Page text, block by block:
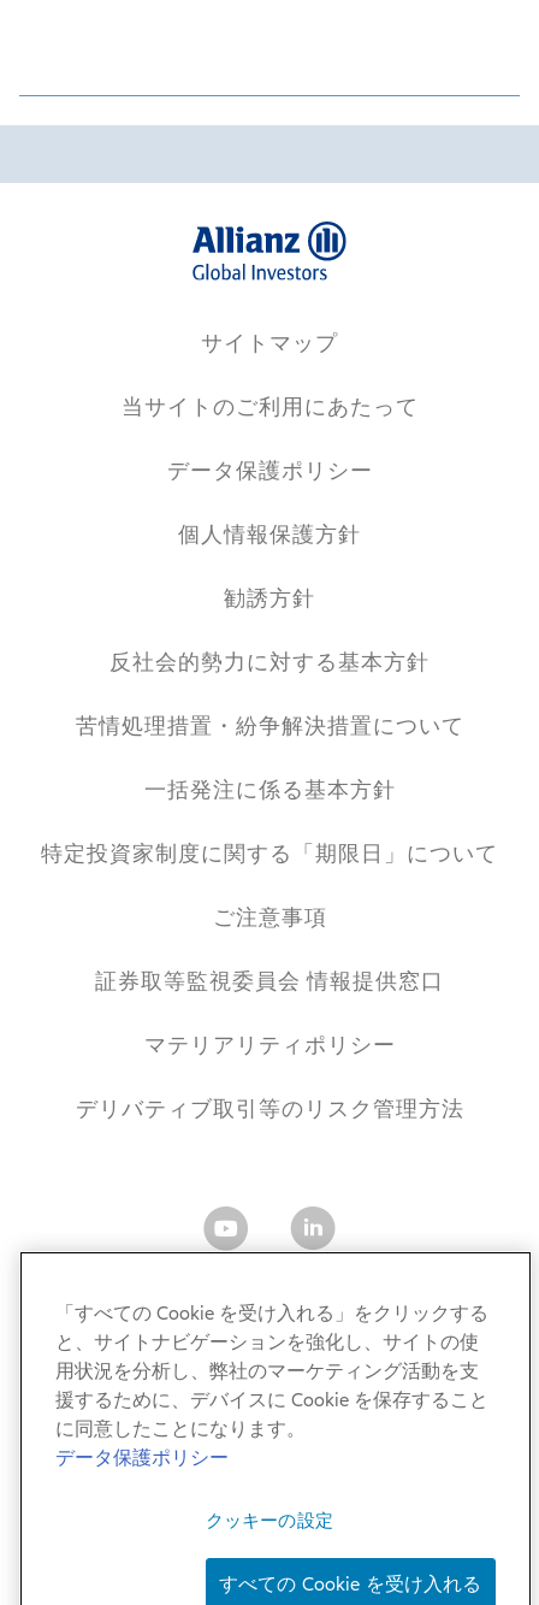
サイトマップ
当サイトのご利用にあたって
データ保護ポリシー
個人情報保護方針
勧誘方針
反社会的勢力に対する基本方針
苦情処理措置・紛争解決措置について
一括発注に係る基本方針
特定投資家制度に関する「期限日」について
ご注意事項
証券取等監視委員会 情報提供窓口
マテリアリティポリシー
デリバティブ取引等のリスク管理方法
アリアンツ・グローバル・インベスターズ・ジャパン株式
会社
金融商品取引業者 関東財務局長（金商）第424号
加入協会：一般社団法人 資産運用業協会／一般社団法人
「すべての Cookie を受け入れる」をクリックする
と、サイトナビゲーションを強化し、サイトの使
用状況を分析し、弊社のマーケティング活動を支
援するために、デバイスに Cookie を保存すること
に同意したことになります。
データ保護ポリシー
クッキーの設定
すべての Cookie を受け入れる